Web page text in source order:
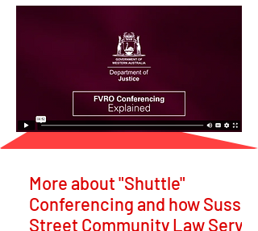
More about "Shuttle"
Conferencing and how Sussex
Street Community Law Service